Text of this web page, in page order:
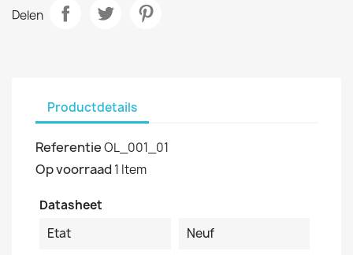
Delen
Productdetails
ReferentieOL_001_01
Op voorraad 1 Item
Datasheet
Etat
Neuf